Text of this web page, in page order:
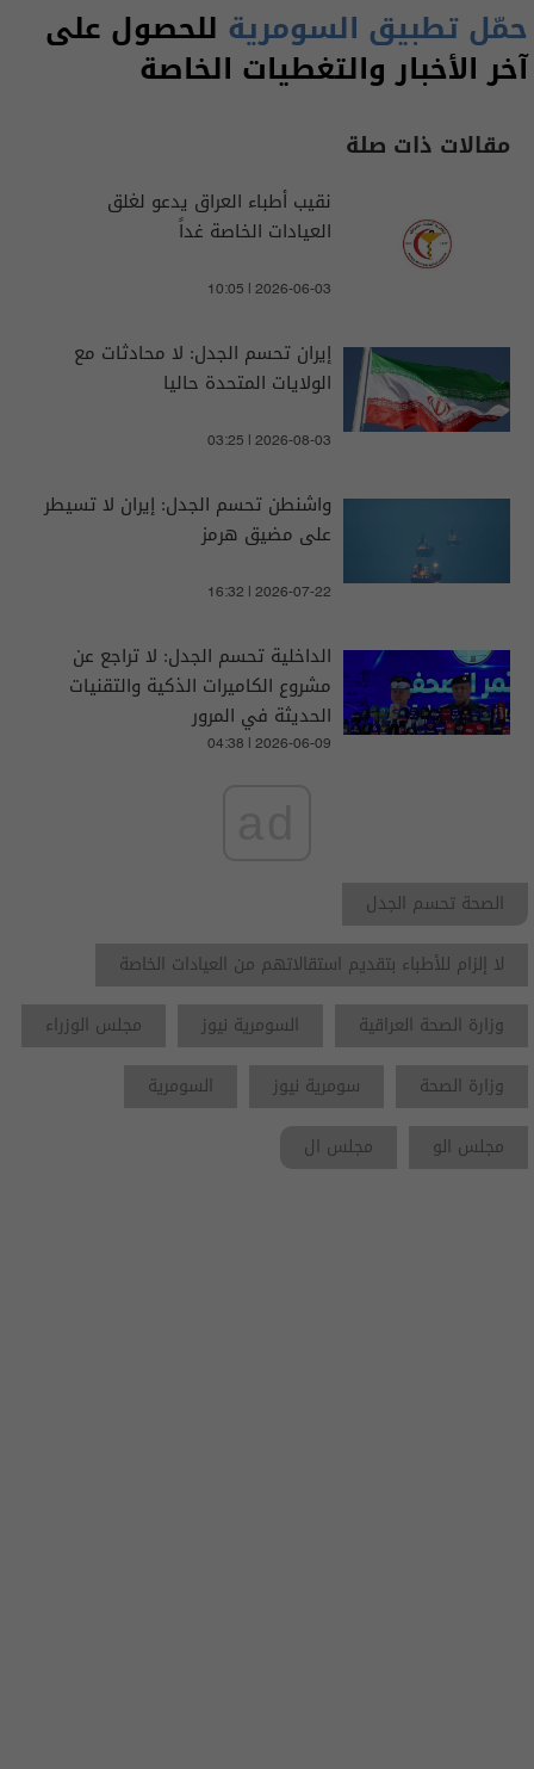
حمّل تطبيق السومرية للحصول على
آخر الأخبار والتغطيات الخاصة
مقالات ذات صلة
نقيب أطباء العراق يدعو لغلق
العيادات الخاصة غداً
10:05 | 2026-06-03
إيران تحسم الجدل: لا محادثات مع
الولايات المتحدة حاليا
03:25 | 2026-08-03
واشنطن تحسم الجدل: إيران لا تسيطر
على مضيق هرمز
16:32 | 2026-07-22
الداخلية تحسم الجدل: لا تراجع عن
مشروع الكاميرات الذكية والتقنيات
الحديثة في المرور
04:38 | 2026-06-09
الصحة تحسم الجدل
لا إلزام للأطباء بتقديم استقالاتهم من العيادات الخاصة
وزارة الصحة العراقية
السومرية نيوز
مجلس الوزراء
وزارة الصحة
سومرية نيوز
السومرية
مجلس الو
مجلس ال